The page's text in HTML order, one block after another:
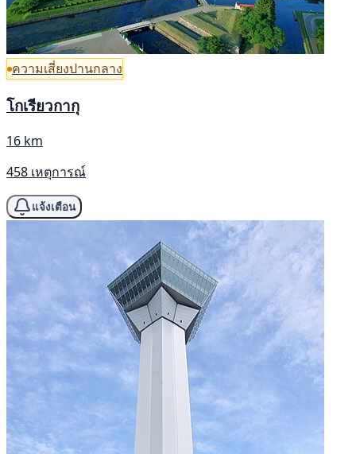
ความเสี่ยงปานกลาง
โกเรียวกากุ
16 km
458 เหตุการณ์
แจ้งเตือน